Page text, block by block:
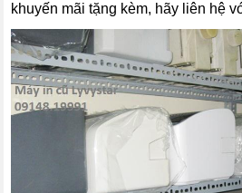
khuyến mãi tặng kèm, hãy liên hệ